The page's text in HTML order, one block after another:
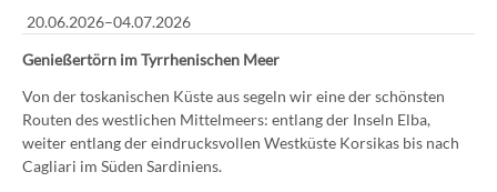
20.06.2026–04.07.2026
Genießertörn im Tyrrhenischen Meer
Von der toskanischen Küste aus segeln wir eine der schönsten
Routen des westlichen Mittelmeers: entlang der Inseln Elba,
weiter entlang der eindrucksvollen Westküste Korsikas bis nach
Cagliari im Süden Sardiniens.